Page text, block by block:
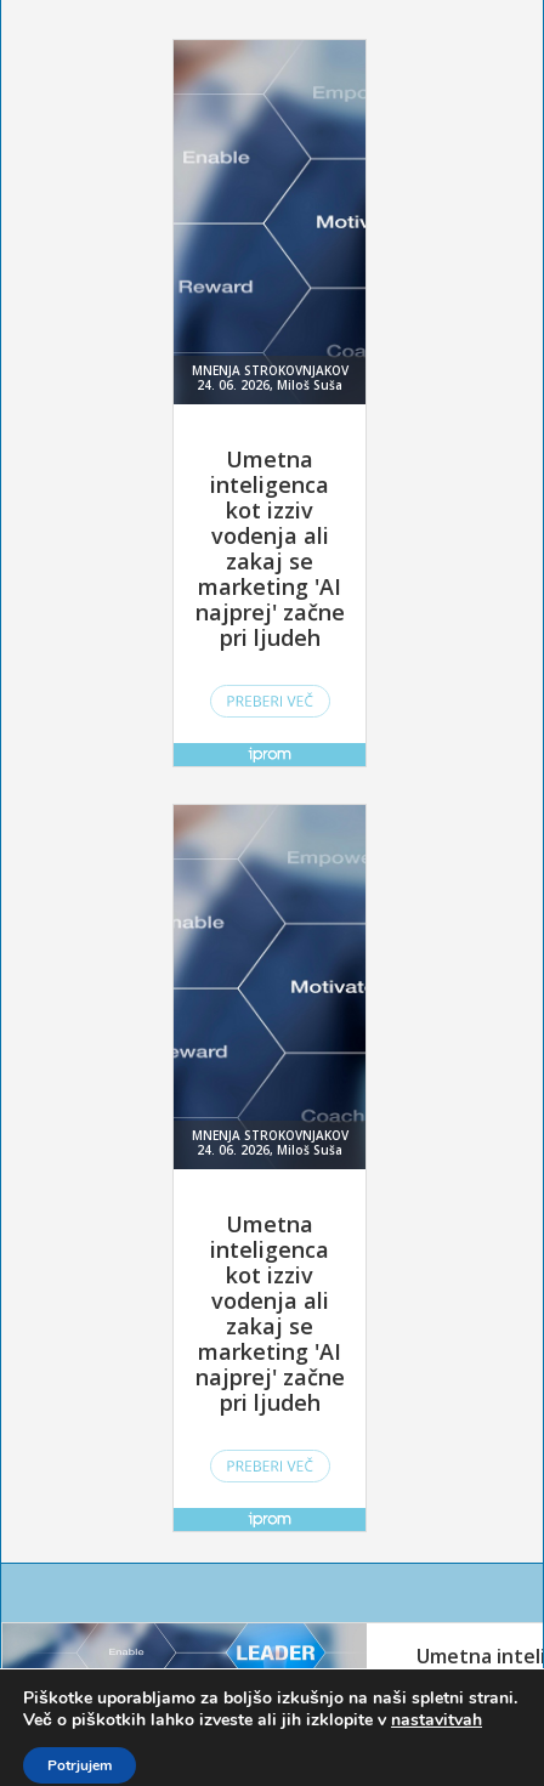
Piškotke uporabljamo za boljšo izkušnjo na naši spletni strani.
Več o piškotkih lahko izveste ali jih izklopite v nastavitvah
Potrjujem